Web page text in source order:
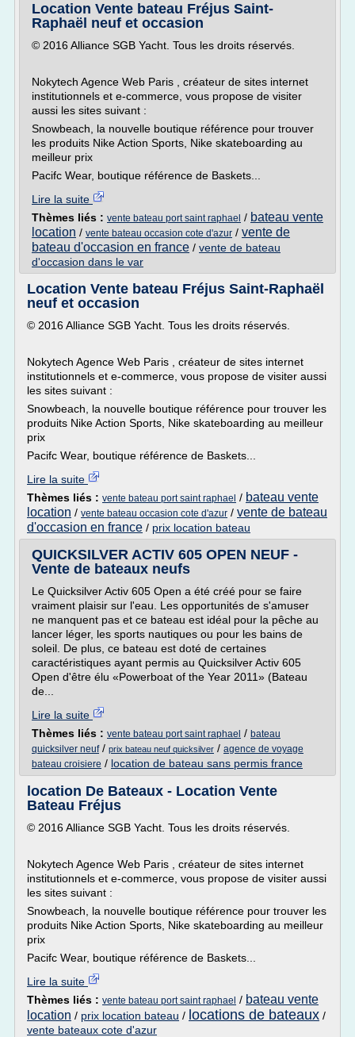
Location Vente bateau Fréjus Saint-
Raphaël neuf et occasion
© 2016 Alliance SGB Yacht. Tous les droits réservés.
Nokytech Agence Web Paris , créateur de sites internet
institutionnels et e-commerce, vous propose de visiter
aussi les sites suivant :
Snowbeach, la nouvelle boutique référence pour trouver
les produits Nike Action Sports, Nike skateboarding au
meilleur prix
Pacifc Wear, boutique référence de Baskets...
Lire la suite
Thèmes liés : vente bateau port saint raphael / bateau vente
location / vente bateau occasion cote d'azur / vente de
bateau d'occasion en france / vente de bateau
d'occasion dans le var
Location Vente bateau Fréjus Saint-Raphaël
neuf et occasion
© 2016 Alliance SGB Yacht. Tous les droits réservés.
Nokytech Agence Web Paris , créateur de sites internet
institutionnels et e-commerce, vous propose de visiter aussi
les sites suivant :
Snowbeach, la nouvelle boutique référence pour trouver les
produits Nike Action Sports, Nike skateboarding au meilleur
prix
Pacifc Wear, boutique référence de Baskets...
Lire la suite
Thèmes liés : vente bateau port saint raphael / bateau vente
location / vente bateau occasion cote d'azur / vente de bateau
d'occasion en france / prix location bateau
QUICKSILVER ACTIV 605 OPEN NEUF -
Vente de bateaux neufs
Le Quicksilver Activ 605 Open a été créé pour se faire
vraiment plaisir sur l'eau. Les opportunités de s'amuser
ne manquent pas et ce bateau est idéal pour la pêche au
lancer léger, les sports nautiques ou pour les bains de
soleil. De plus, ce bateau est doté de certaines
caractéristiques ayant permis au Quicksilver Activ 605
Open d'être élu «Powerboat of the Year 2011» (Bateau
de...
Lire la suite
Thèmes liés : vente bateau port saint raphael / bateau
quicksilver neuf/ prix bateau neuf quicksilver / agence de voyage
bateau croisiere / location de bateau sans permis france
location De Bateaux - Location Vente
Bateau Fréjus
© 2016 Alliance SGB Yacht. Tous les droits réservés.
Nokytech Agence Web Paris , créateur de sites internet
institutionnels et e-commerce, vous propose de visiter aussi
les sites suivant :
Snowbeach, la nouvelle boutique référence pour trouver les
produits Nike Action Sports, Nike skateboarding au meilleur
prix
Pacifc Wear, boutique référence de Baskets...
Lire la suite
Thèmes liés : vente bateau port saint raphael / bateau vente
location / prix location bateau / locations de bateaux /
vente bateaux cote d'azur